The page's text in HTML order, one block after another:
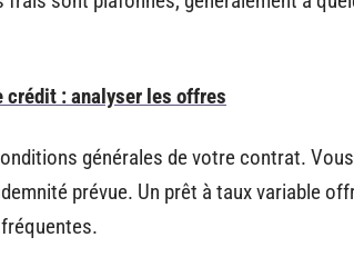
crédit : analyser les offres
générales de votre contrat.
prévue. Un prêt à taux variable